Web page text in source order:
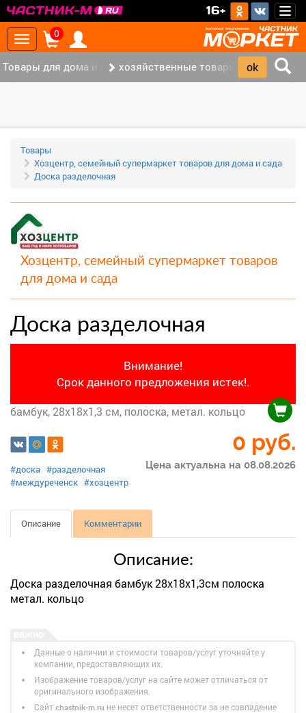
16+
Toggle
navigation
0
Товары для дома и офиса (115)хозяйственные товары (36)
Товары
Хозцентр, семейный супермаркет товаров для дома и сада
Доска разделочная
Хозцентр, семейный супермаркет товаров
для дома и сада
Доска разделочная
Внимание!
Срок данного предложения истек!.
бамбук, 28х18х1,3 см, полоска, метал. кольцо
0 руб.
Цена актуальна на 08.08.2026
#доска #разделочная
#междуреченск #хозцентр
Описание Комментарии
Описание:
Доска разделочная бамбук 28х18х1,3см полоска
метал. кольцо
Данные о наличии и стоимости товаров/услуг уточняйте у
компании, предоставляющих их.
Изображение товаров/услуг на сайте может отличаться от
оригинального изображения.
Сайт chastnik-m.ru не несет ответственности за не совпадение
‹ ›